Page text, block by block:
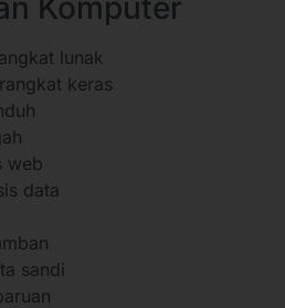
lunak
keras
web
data
sandi